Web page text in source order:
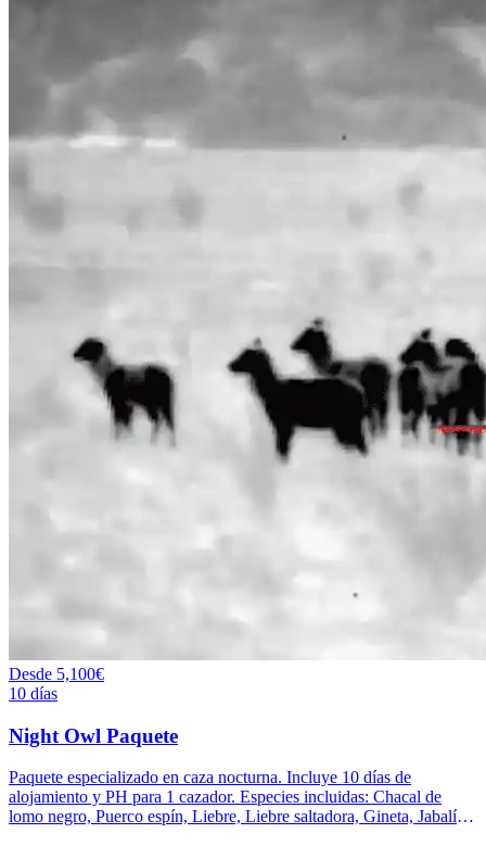
Desde 5,100€
10 días
Night Owl Paquete
Paquete especializado en caza nocturna. Incluye 10 días de
alojamiento y PH para 1 cazador. Especies incluidas: Chacal de
lomo negro, Puerco espín, Liebre, Liebre saltadora, Gineta, Jabalí de